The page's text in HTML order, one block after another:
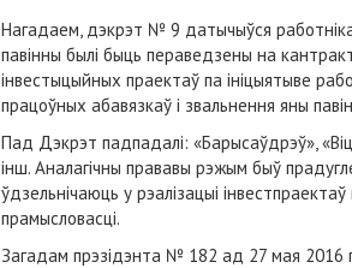
Нагадаем, дэкрэт № 9 датычыўся
павінны былі быць пераведзены на
інвестыцыйных праектаў па ініцыятыве
працоўных абавязкаў і звальнення яны
Пад Дэкрэт падпадалі: «Барысаўдрэў»,
інш. Аналагічны прававы рэжым быў
ўдзельнічаюць у рэалізацыі
прамысловасці.
Загадам прэзідэнта № 182 ад 27 мая